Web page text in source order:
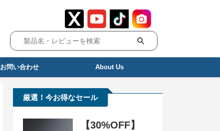
お問い合わせ About Us
厳選！今お得なセール
【30%OFF】